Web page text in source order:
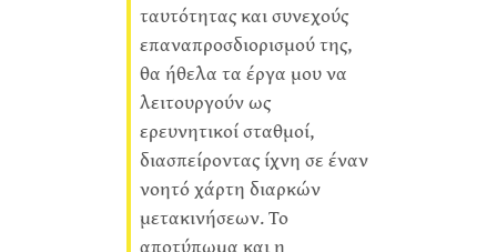
ταυτότητας και συνεχούς
επαναπροσδιορισμού της,
θα ήθελα τα έργα μου να
λειτουργούν ως
ερευνητικοί σταθμοί,
διασπείροντας ίχνη σε έναν
νοητό χάρτη διαρκών
μετακινήσεων. Το
αποτύπωμα και η